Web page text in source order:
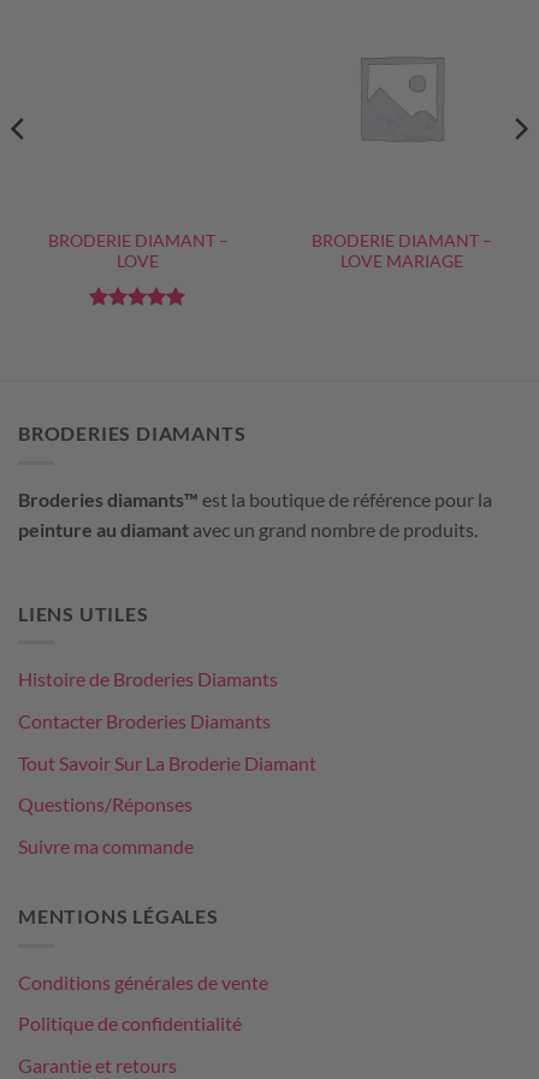
BRODERIE DIAMANT –
LOVE
BRODERIE DIAMANT –
LOVE MARIAGE
BRODERIES DIAMANTS
Broderies diamants™ est la boutique de référence pour la
peinture au diamant avec un grand nombre de produits.
LIENS UTILES
Histoire de Broderies Diamants
Contacter Broderies Diamants
Tout Savoir Sur La Broderie Diamant
Questions/Réponses
Suivre ma commande
MENTIONS LÉGALES
Conditions générales de vente
Politique de confidentialité
Garantie et retours